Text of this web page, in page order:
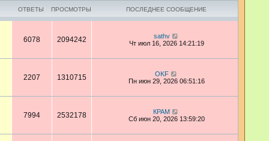
ОТВЕТЫ ПРОСМОТРЫ ПОСЛЕДНЕЕ СООБЩЕНИЕ
6078 2094242
sathv
Чт июл 16, 2026 14:21:19
2207 1310715
OKF
Пн июн 29, 2026 06:51:16
7994 2532178
КРАМ
Сб июн 20, 2026 13:59:20